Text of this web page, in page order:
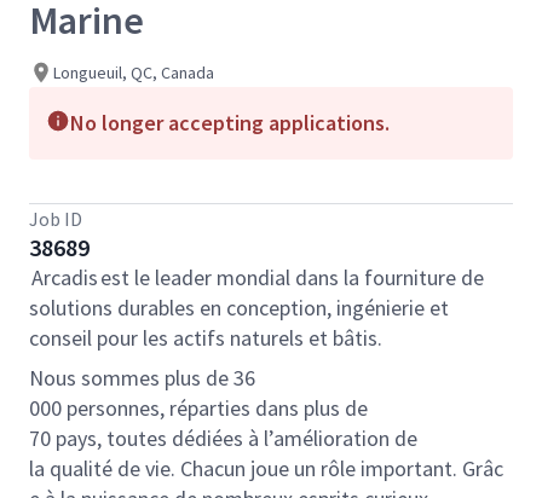
Marine
Longueuil, QC, Canada
No longer accepting applications.
Job ID
38689
Arcadis est le leader mondial dans la fourniture de
solutions durables en conception, ingénierie et
conseil pour les actifs naturels et bâtis.
Nous sommes plus de 36
000 personnes, réparties dans plus de
70 pays, toutes dédiées à l’amélioration de
la qualité de vie. Chacun joue un rôle important. Grâc